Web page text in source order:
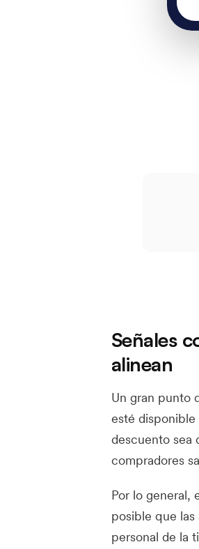
Señales
alinean
Un gran punto
esté disponible
descuento sea
compradores
Por lo general,
posible que
personal de la